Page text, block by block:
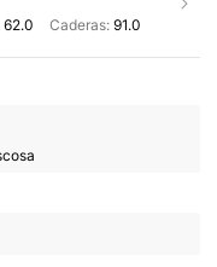
62.0 Caderas: 91.0